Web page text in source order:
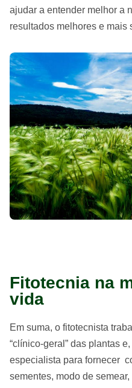
ajudar a entender melhor a
resultados melhores e mais
Fitotecnia na
vida
Em suma, o fitotecnista
“clínico-geral” das plantas
especialista para fornecer
sementes, modo de